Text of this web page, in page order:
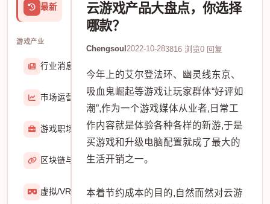
最新
游戏产业
行业消息
市场运营 8407
游戏职场 2929
区块链与游戏467
虚拟/VR/AR 933
云游戏产品大盘点，你选择
哪款？
Chengsoul 2022-10-283816 浏览0 回复
今年上的艾尔登法环、幽灵线东京、
吸血鬼崛起等游戏让玩家群体“好评如
潮”,作为一个游戏媒体从业者,日常工
作内容就是体验各种各样的新游,于是
买游戏和升级电脑配置就成了最大的
生活开销之一。
本着节约成本的目的,自然而然对云游